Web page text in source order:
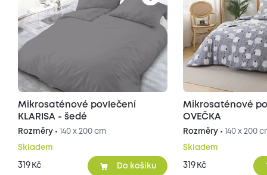
Mikrosaténové povlečení
KLARISA - šedé
Rozměry • 140 x 200 cm
Skladem
319 Kč Do košíku
Mikrosaténové
OVEČKA
Rozměry • 140 x 200
Skladem
319 Kč